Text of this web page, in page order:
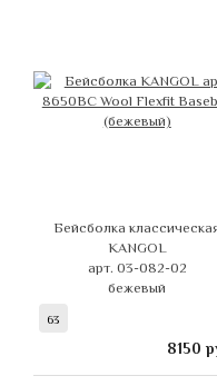
Бейсболка
KANGOL
арт. 03-082-02
бежевый
63
8150